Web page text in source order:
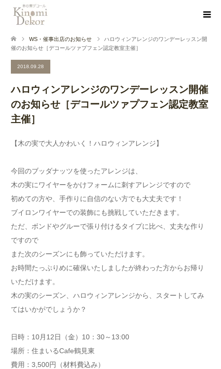
WS・催事出店のお知らせ
ハロウィンアレンジのワンデーレッスン開
催のお知らせ［デコールツァプフェン認定教室主催］
2018.09.28
ハロウィンアレンジのワンデーレッスン開催
のお知らせ［デコールツァプフェン認定教室
主催］
【木の実で大人かわいく！ハロウィンアレンジ】
今回のブッダナッツを使ったアレンジは、
木の実にワイヤーをかけフォームに刺すアレンジですので
初めての方や、手作りに自信のない方でも大丈夫です！
ブイロンワイヤーでの装飾にも挑戦していただきます。
ただ、ボンドやグルーで張り付けるタイプに比べ、丈夫な作り
ですので
また次のシーズンにも飾っていただけます。
お時間たっぷりめに確保いたしましたが終わった方からお帰り
いただけます。
木の実のシーズン、ハロウィンアレンジから、スタートしてみ
てはいかがでしょうか？
日時：10月12日（金）10：30～13:00
場所：住まいるCafe鶴見東
費用：3,500円（材料費込み）